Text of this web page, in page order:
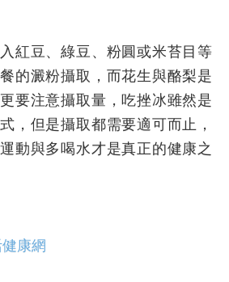
紅豆、綠豆、粉圓或米苔目等
的澱粉攝取，而花生與酪梨是
要注意攝取量，吃挫冰雖然是
，但是攝取都需要適可而止，
動與多喝水才是真正的健康之
康網